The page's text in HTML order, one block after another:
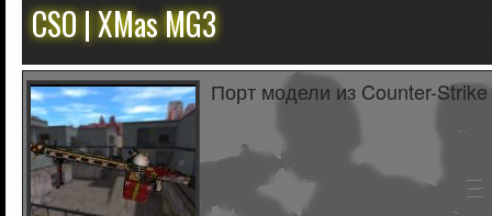
CSO | XMas MG3
Порт модели из Counter-